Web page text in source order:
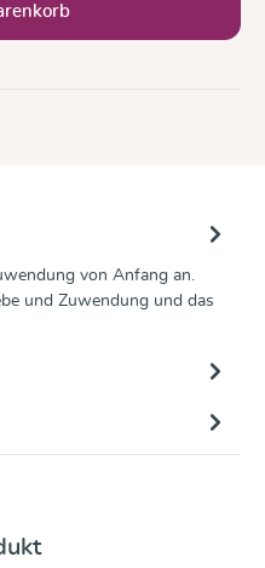
von Anfang an.
und Zuwendung und das